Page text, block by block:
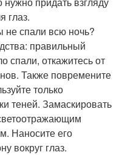
глаз.
не спали всю ночь?
правильный
спали, откажитесь от
Также повремените
только
теней. Замаскировать
Наносите его
вокруг глаз.